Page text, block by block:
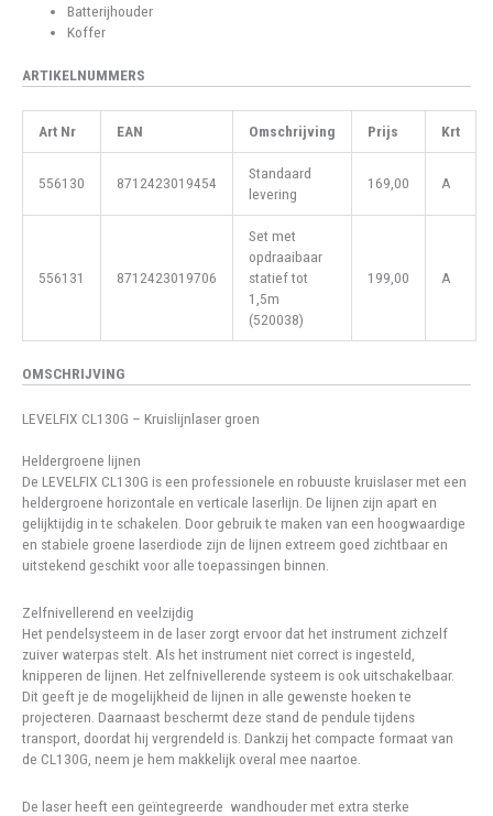
Batterijhouder
Koffer
ARTIKELNUMMERS
Art Nr EAN Omschrijving Prijs Krt
556130 8712423019454
Standaard
levering
169,00 A
556131 8712423019706
Set met
opdraaibaar
statief tot
1,5m
(520038)
199,00 A
OMSCHRIJVING
LEVELFIX CL130G – Kruislijnlaser groen
Heldergroene lijnen
De LEVELFIX CL130G is een professionele en robuuste kruislaser met een
heldergroene horizontale en verticale laserlijn. De lijnen zijn apart en
gelijktijdig in te schakelen. Door gebruik te maken van een hoogwaardige
en stabiele groene laserdiode zijn de lijnen extreem goed zichtbaar en
uitstekend geschikt voor alle toepassingen binnen.
Zelfnivellerend en veelzijdig
Het pendelsysteem in de laser zorgt ervoor dat het instrument zichzelf
zuiver waterpas stelt. Als het instrument niet correct is ingesteld,
knipperen de lijnen. Het zelfnivellerende systeem is ook uitschakelbaar.
Dit geeft je de mogelijkheid de lijnen in alle gewenste hoeken te
projecteren. Daarnaast beschermt deze stand de pendule tijdens
transport, doordat hij vergrendeld is. Dankzij het compacte formaat van
de CL130G, neem je hem makkelijk overal mee naartoe.
De laser heeft een geïntegreerde wandhouder met extra sterke